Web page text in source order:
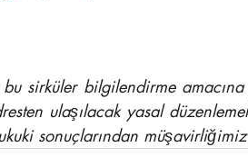
sirküler bilgilendirme
ulaşılacak yasal
sonuçlarından